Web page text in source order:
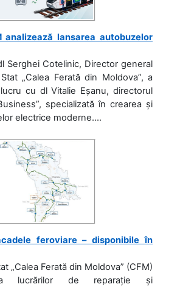
analizează lansarea autobuzelor
Serghei Cotelinic, Director general
„Calea Ferată din Moldova”, a
cu dl Vitalie Eșanu, directorul
specializată în crearea și
electrice moderne....
feroviare – disponibile în
„Calea Ferată din Moldova” (CFM)
lucrărilor de reparație și